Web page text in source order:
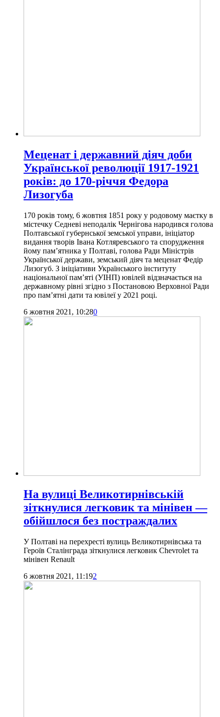
Меценат і державний діяч доби
Української революції 1917-1921
років: до 170-річчя Федора
Лизогуба
170 років тому, 6 жовтня 1851 року у родовому маєтку в
містечку Седневі неподалік Чернігова народився голова
Полтавської губернської земської управи, ініціатор
видання творів Івана Котляревського та спорудження
йому пам’ятника у Полтаві, голова Ради Міністрів
Української держави, земський діяч та меценат Федір
Лизогуб. З ініціативи Українського інституту
національної пам’яті (УІНП) ювілей відзначається на
державному рівні згідно з Постановою Верховної Ради
про пам’ятні дати та ювілеї у 2021 році.
6 жовтня 2021, 10:280
На вулиці Великотирнівській
зіткнулися легковик та мінівен —
обійшлося без постраждалих
У Полтаві на перехресті вулиць Великотирнівська та
Героїв Сталінграда зіткнулися легковик Chevrolet та
мінівен Renault
6 жовтня 2021, 11:192